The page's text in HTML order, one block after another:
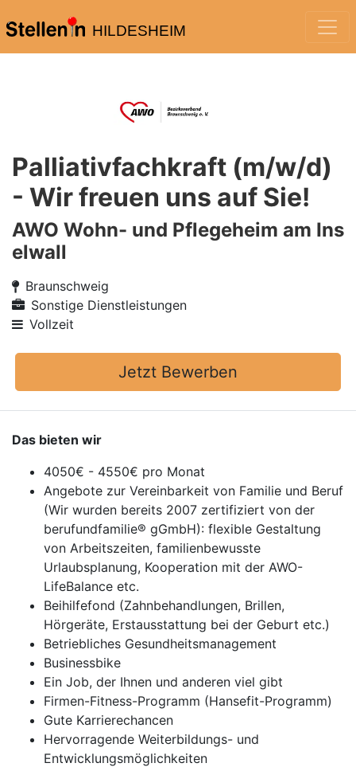
HILDESHEIM
Palliativfachkraft (m/w/d)
- Wir freuen uns auf Sie!
AWO Wohn- und Pflegeheim am Ins
elwall
Braunschweig
Sonstige Dienstleistungen
Vollzeit
Jetzt Bewerben
Das bieten wir
4050€ - 4550€ pro Monat
Angebote zur Vereinbarkeit von Familie und Beruf
(Wir wurden bereits 2007 zertifiziert von der
berufundfamilie® gGmbH): flexible Gestaltung
von Arbeitszeiten, familienbewusste
Urlaubsplanung, Kooperation mit der AWO-
LifeBalance etc.
Beihilfefond (Zahnbehandlungen, Brillen,
Hörgeräte, Erstausstattung bei der Geburt etc.)
Betriebliches Gesundheitsmanagement
Businessbike
Ein Job, der Ihnen und anderen viel gibt
Firmen-Fitness-Programm (Hansefit-Programm)
Gute Karrierechancen
Hervorragende Weiterbildungs- und
Entwicklungsmöglichkeiten